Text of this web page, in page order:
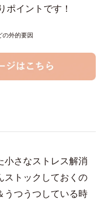
ポイントです！
外的要因
小さなストレス解消
ストックしておくの
つうつしている時